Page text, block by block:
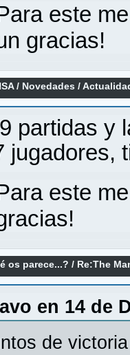
este
gracias!
/ Novedades /
partidas y
jugadores,
este
os parece...? / Re:The
en 14 de
de